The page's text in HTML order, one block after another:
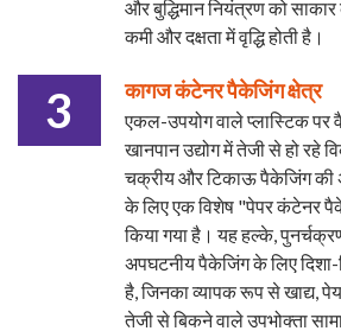
और बुद्धिमान नियंत्रण को
कमी और दक्षता में वृद्धि होती है।
3 कागज कंटेनर पैकेजिंग क्षेत्र
एकल-उपयोग वाले प्लास्टिक पर
खानपान उद्योग में तेजी से हो रहे
चक्रीय और टिकाऊ पैकेजिंग की
के लिए एक विशेष "पेपर कंटेनर
किया गया है। यह हल्के,
अपघटनीय पैकेजिंग के लिए दिशा-
है, जिनका व्यापक रूप से खाद्य,
तेजी से बिकने वाले उपभोक्ता